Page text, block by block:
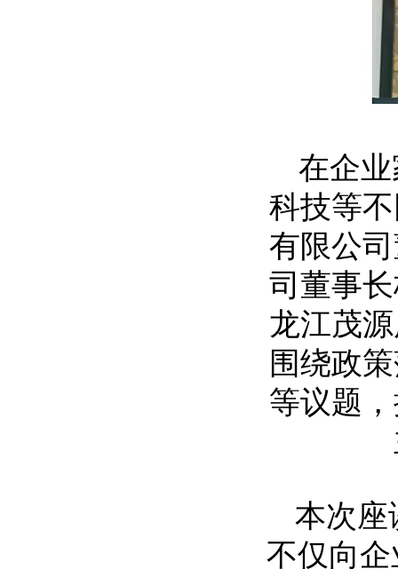
在企
科技等
有限公
司董事
龙江茂
围绕政
等议题
本次座
不仅向